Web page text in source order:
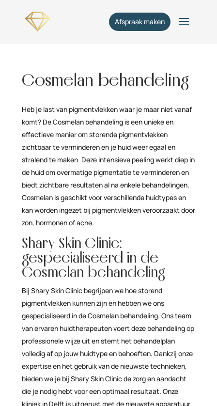
Afspraak maken
Cosmelan behandeling
Heb je last van pigmentvlekken waar je maar niet vanaf
komt? De Cosmelan behandeling is een unieke en
effectieve manier om storende pigmentvlekken
zichtbaar te verminderen en je huid weer egaal en
stralend te maken. Deze intensieve peeling werkt diep in
de huid om overmatige pigmentatie te verminderen en
biedt zichtbare resultaten al na enkele behandelingen.
Cosmelan is geschikt voor verschillende huidtypes en
kan worden ingezet bij pigmentvlekken veroorzaakt door
zon, hormonen of acne.
Shary Skin Clinic:
gespecialiseerd in de
Cosmelan behandeling
Bij Shary Skin Clinic begrijpen we hoe storend
pigmentvlekken kunnen zijn en hebben we ons
gespecialiseerd in de Cosmelan behandeling. Ons team
van ervaren huidtherapeuten voert deze behandeling op
professionele wijze uit en stemt het behandelplan
volledig af op jouw huidtype en behoeften. Dankzij onze
expertise en het gebruik van de nieuwste technieken,
bieden we je bij Shary Skin Clinic de zorg en aandacht
die je nodig hebt voor een optimaal resultaat. Onze
kliniek in Delft is uitgerust met de nieuwste apparatuur